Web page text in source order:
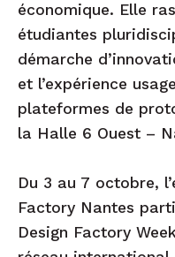
économique. Elle
étudiantes
démarche
et l’expérience
plateformes de
la Halle 6 Ouest –
Du 3 au 7 octobre,
Factory Nantes
Design Factory